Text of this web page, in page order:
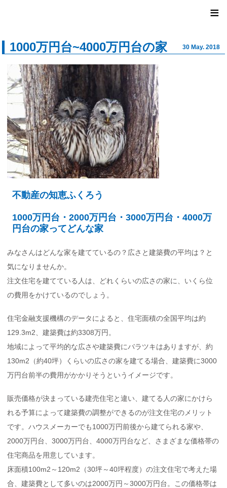
ユナイ
≡
1000万円台~4000万円台の家 30 May. 2018
不動産の知恵ふくろう
1000万円台・2000万円台・3000万円台・4000万
円台の家ってどんな家
みなさんはどんな家を建てているの？広さと建築費の平均は？と
気になりませんか。
注文住宅を建てている人は、どれくらいの広さの家に、いくら位
の費用をかけているのでしょう。
住宅金融支援機構のデータによると、住宅面積の全国平均は約
129.3m2、建築費は約3308万円。
地域によって平均的な広さや建築費にバラツキはありますが、約
130m2（約40坪）くらいの広さの家を建てる場合、建築費に3000
万円台前半の費用がかかりそうというイメージです。
販売価格が決まっている建売住宅と違い、建てる人の家にかけら
れる予算によって建築費の調整ができるのが注文住宅のメリット
です。ハウスメーカーでも1000万円前後から建てられる家や、
2000万円台、3000万円台、4000万円台など、さまざまな価格帯の
住宅商品を用意しています。
床面積100m2～120m2（30坪～40坪程度）の注文住宅で考えた場
合、建築費として多いのは2000万円～3000万円台。この価格帯は